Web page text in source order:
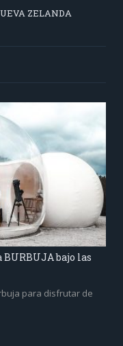
ZELANDA
bajo las
para disfrutar de